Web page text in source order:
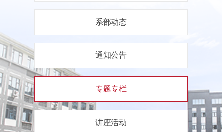
系部动态
通知公告
专题专栏
讲座活动